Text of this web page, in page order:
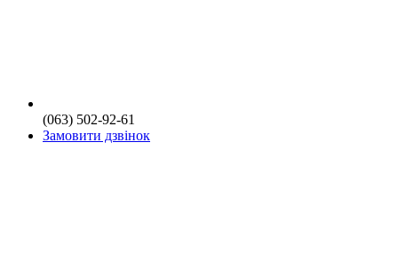
(063) 502-92-61
Замовити дзвінок